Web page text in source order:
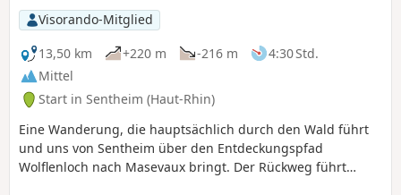
Visorando-Mitglied
13,50 km
+220 m -216 m
4:30 Std.
Mittel
Start in Sentheim (Haut-Rhin)
Eine Wanderung, die hauptsächlich durch den Wald führt
und uns von Sentheim über den Entdeckungspfad
Wolflenloch nach Masevaux bringt. Der Rückweg führt